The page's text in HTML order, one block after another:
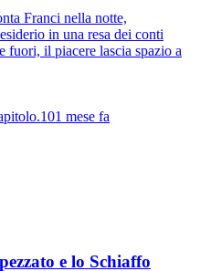
Franci nella notte,
in una resa dei conti
fuori, il piacere lascia spazio a
1 mese fa
e lo Schiaffo